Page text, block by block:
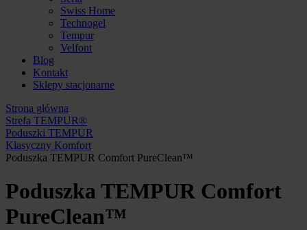
Swiss Home
Technogel
Tempur
Velfont
Blog
Kontakt
Sklepy stacjonarne
Strona główna
Strefa TEMPUR®
Poduszki TEMPUR
Klasyczny Komfort
Poduszka TEMPUR Comfort PureClean™
Poduszka TEMPUR Comfort
PureClean™